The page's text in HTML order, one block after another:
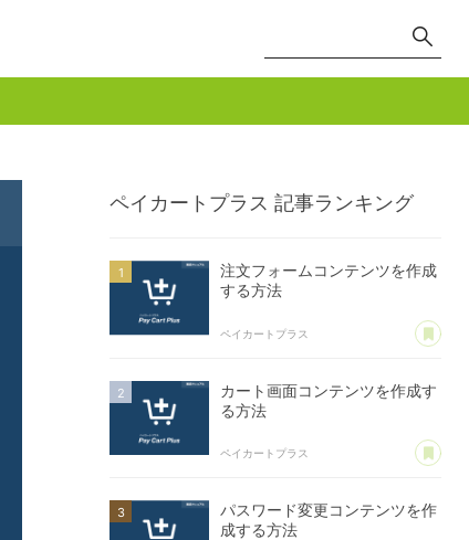
ペイカートプラス 記事ランキング
注文フォームコンテンツを作成
する方法
ペイカートプラス あ
カート画面コンテンツを作成す
る方法
ペイカートプラス あ
パスワード変更コンテンツを作
成する方法